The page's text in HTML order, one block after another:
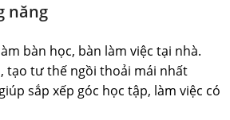
năng
bàn học, bàn làm việc tại nhà.
tạo tư thế ngồi thoải mái nhất
sắp xếp góc học tập, làm việc có